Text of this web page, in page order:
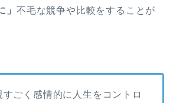
」 不毛な競争や比較をすることが
ごく感情的に人生をコントロ